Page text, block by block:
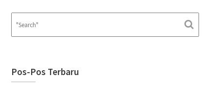
Pos-Pos Terbaru